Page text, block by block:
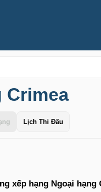
Crimea
Lịch Thi Đấu
xếp hạng Ngoại hạng